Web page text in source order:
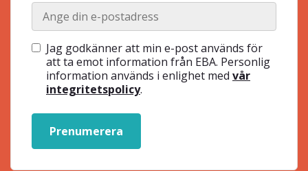
Jag godkänner att min e-post används för
att ta emot information från EBA. Personlig
information används i enlighet med vår
integritetspolicy.
Prenumerera